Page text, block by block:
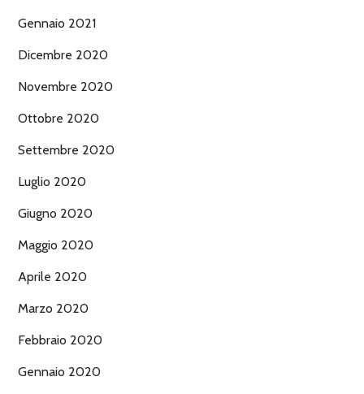
Gennaio 2021
Dicembre 2020
Novembre 2020
Ottobre 2020
Settembre 2020
Luglio 2020
Giugno 2020
Maggio 2020
Aprile 2020
Marzo 2020
Febbraio 2020
Gennaio 2020